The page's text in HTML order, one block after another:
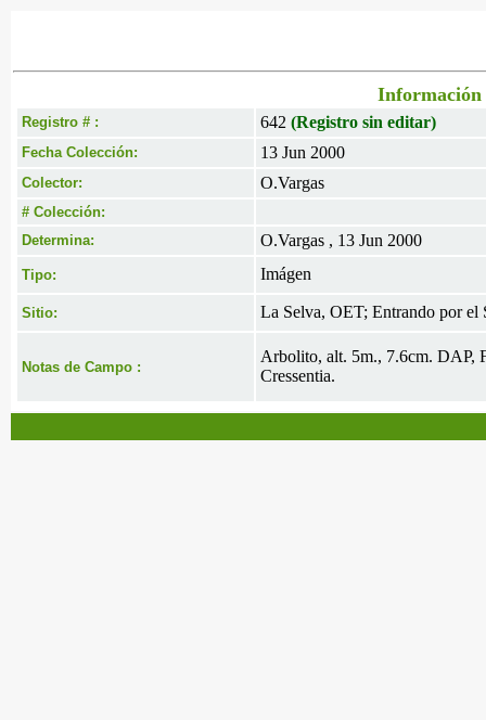
Información
Registro # : 642 (Registro sin editar)
Fecha Colección: 13 Jun 2000
Colector: O.Vargas
# Colección:
Determina:
O.Vargas , 13 Jun 2000
Tipo: Imágen
Sitio: La Selva, OET; Entrando por el
Notas de Campo :
Arbolito, alt. 5m., 7.6cm. DAP,
Cressentia.